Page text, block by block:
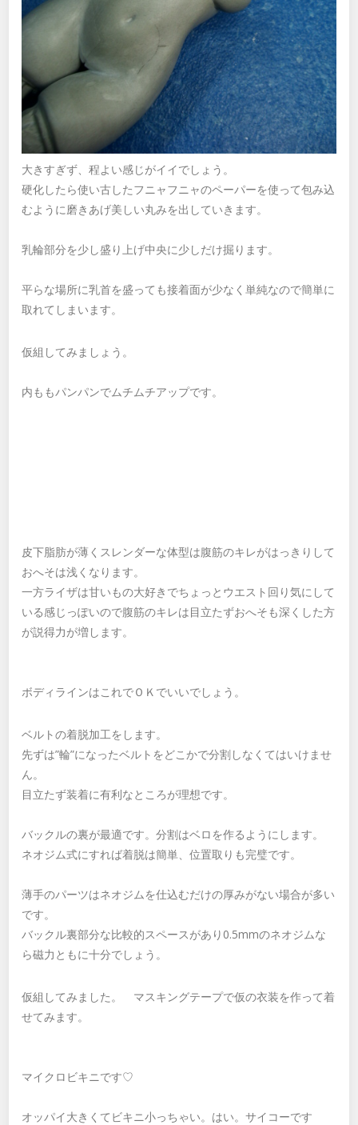
大きすぎず、程よい感じがイイでしょう。
硬化したら使い古したフニャフニャのペーパーを使って包み込
むように磨きあげ美しい丸みを出していきます。
乳輪部分を少し盛り上げ中央に少しだけ掘ります。
平らな場所に乳首を盛っても接着面が少なく単純なので簡単に
取れてしまいます。
仮組してみましょう。
内ももパンパンでムチムチアップです。
皮下脂肪が薄くスレンダーな体型は腹筋のキレがはっきりして
おへそは浅くなります。
一方ライザは甘いもの大好きでちょっとウエスト回り気にして
いる感じっぽいので腹筋のキレは目立たずおへそも深くした方
が説得力が増します。
ボディラインはこれでＯＫでいいでしょう。
ベルトの着脱加工をします。
先ずは”輪”になったベルトをどこかで分割しなくてはいけませ
ん。
目立たず装着に有利なところが理想です。
バックルの裏が最適です。分割はベロを作るようにします。
ネオジム式にすれば着脱は簡単、位置取りも完璧です。
薄手のパーツはネオジムを仕込むだけの厚みがない場合が多い
です。
バックル裏部分な比較的スペースがあり0.5mmのネオジムな
ら磁力ともに十分でしょう。
仮組してみました。 マスキングテープで仮の衣装を作って着
せてみます。
マイクロビキニです♡
オッパイ大きくてビキニ小っちゃい。はい。サイコーです